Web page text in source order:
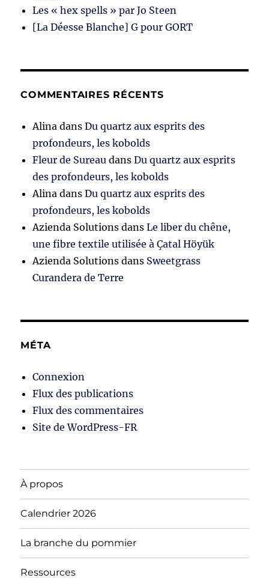
Les « hex spells » par Jo Steen
[La Déesse Blanche] G pour GORT
COMMENTAIRES RÉCENTS
Alina dansDu quartz aux esprits des
profondeurs, les kobolds
Fleur de Sureau dansDu quartz aux esprits
des profondeurs, les kobolds
Alina dansDu quartz aux esprits des
profondeurs, les kobolds
Azienda Solutions dansLe liber du chêne,
une fibre textile utilisée à Çatal Höyük
Azienda Solutions dans Sweetgrass
Curandera de Terre
MÉTA
Connexion
Flux des publications
Flux des commentaires
Site de WordPress-FR
À propos
Calendrier 2026
La branche du pommier
Ressources